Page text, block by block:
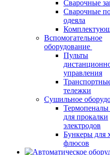
Сварочные
Сварочные
одеяла
Вспомогательное
оборудование
Пульты
управления
тележки
Сушильное
Термопеналы
для прокалки
электродов
Бункеры для
флюсов